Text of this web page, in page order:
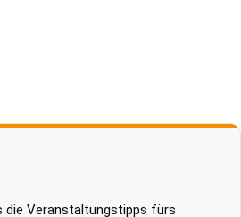
die Veranstaltungstipps fürs